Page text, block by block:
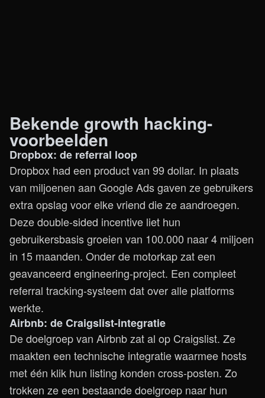
Bekende growth hacking-
voorbeelden
Dropbox: de referral loop
Dropbox had een product van 99 dollar. In plaats
van miljoenen aan Google Ads gaven ze gebruikers
extra opslag voor elke vriend die ze aandroegen.
Deze double-sided incentive liet hun
gebruikersbasis groeien van 100.000 naar 4 miljoen
in 15 maanden. Onder de motorkap zat een
geavanceerd engineering-project. Een compleet
referral tracking-systeem dat over alle platforms
werkte.
Airbnb: de Craigslist-integratie
De doelgroep van Airbnb zat al op Craigslist. Ze
maakten een technische integratie waarmee hosts
met één klik hun listing konden cross-posten. Zo
trokken ze een bestaande doelgroep naar hun